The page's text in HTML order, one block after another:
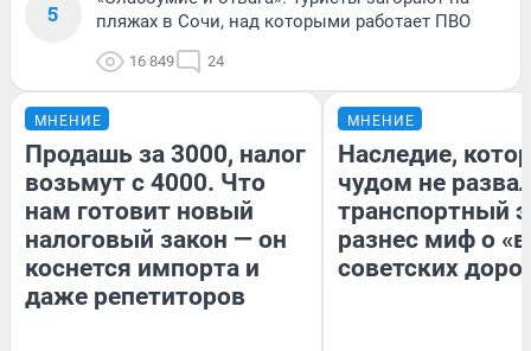
5
пляжах в Сочи, над которыми работает ПВО
16 849 24
МНЕНИЕ
Продашь за 3000, налог
возьмут с 4000. Что
нам готовит новый
налоговый закон — он
коснется импорта и
даже репетиторов
МНЕНИЕ
Наследие,
чудом не
транспортный
разнес миф о
советских